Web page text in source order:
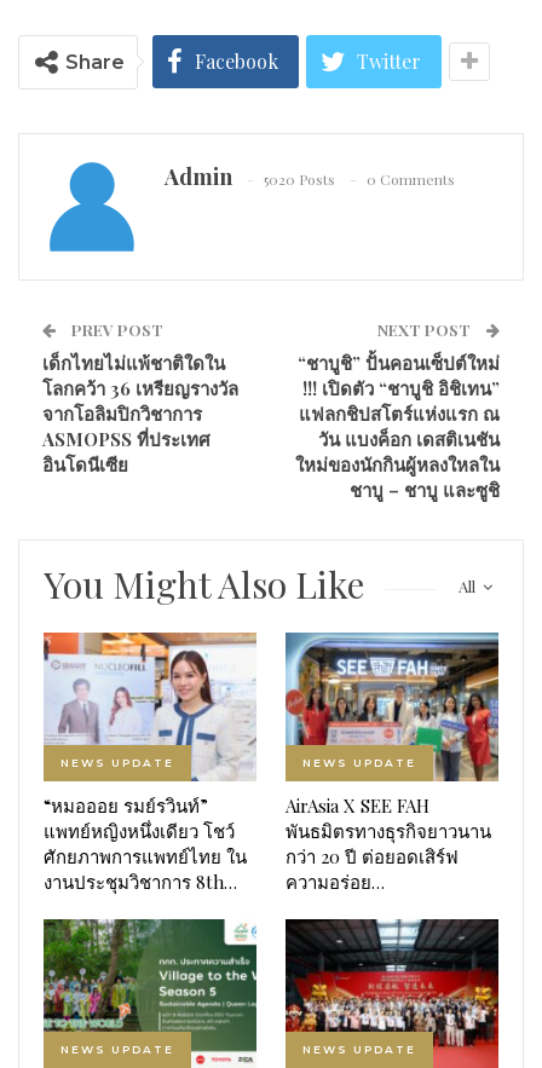
Share Facebook Twitter
Admin 5020 Posts 0 Comments
PREV POST
เด็กไทยไม่แพ้ชาติใดใน
โลกคว้า 36 เหรียญรางวัล
จากโอลิมปิกวิชาการ
ASMOPSS ที่ประเทศ
อินโดนีเซีย
NEXT POST
“ชาบูชิ” ปั้นคอนเซ็ปต์ใหม่
!!! เปิดตัว “ชาบูชิ อิชิเทน”
แฟลกชิปสโตร์แห่งแรก ณ
วัน แบงค็อก เดสติเนชัน
ใหม่ของนักกินผู้หลงใหลใน
ชาบู – ชาบู และซูชิ
All
You Might Also Like
NEWS UPDATE
“หมอออย รมย์รวินท์”
แพทย์หญิงหนึ่งเดียว โชว์
ศักยภาพการแพทย์ไทย ใน
งานประชุมวิชาการ 8th…
NEWS UPDATE
AirAsia X SEE FAH
พันธมิตรทางธุรกิจยาวนาน
กว่า 20 ปี ต่อยอดเสิร์ฟ
ความอร่อย…
NEWS UPDATE NEWS UPDATE